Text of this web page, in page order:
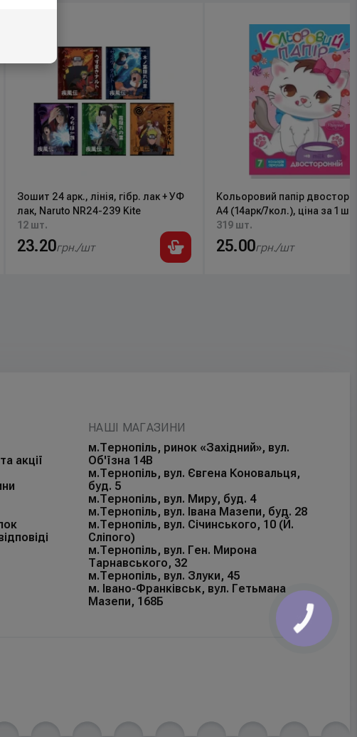
Зошит 24 арк., лінія, гібр. лак + УФ
лак, Naruto NR24-239 Kite
12 шт.
23.20грн./шт
Кольоровий папір
А4 (14арк/7кол.), ціна за 1
уп)11В-016 Руслан
319 шт.
25.00грн./шт
акції
НАШІ МАГАЗИНИ
м.Тернопіль, ринок «Західний», вул.
Об'їзна 14В
м.Тернопіль, вул. Євгена Коновальця,
буд. 5
м.Тернопіль, вул. Миру, буд. 4
м.Тернопіль, вул. Івана Мазепи, буд. 28
м.Тернопіль, вул. Січинського, 10 (Й.
Сліпого)
м.Тернопіль, вул. Ген. Мирона
Тарнавського, 32
м.Тернопіль, вул. Злуки, 45
м. Івано-Франківськ, вул. Гетьмана
Мазепи, 168Б